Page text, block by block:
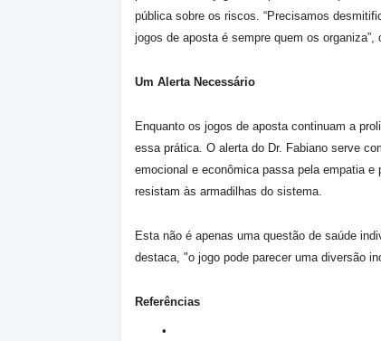
pública sobre os riscos. “Precisamos
jogos de aposta é sempre quem os organiza”,
Um Alerta Necessário
Enquanto os jogos de aposta continuam a
essa prática. O alerta do Dr. Fabiano serve
emocional e econômica passa pela empatia
resistam às armadilhas do sistema.
Esta não é apenas uma questão de saúde
destaca, "o jogo pode parecer uma diversão
Referências